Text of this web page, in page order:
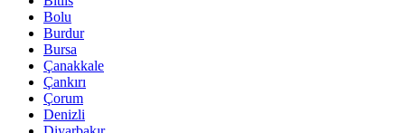
Bolu
Burdur
Bursa
Çanakkale
Çankırı
Çorum
Denizli